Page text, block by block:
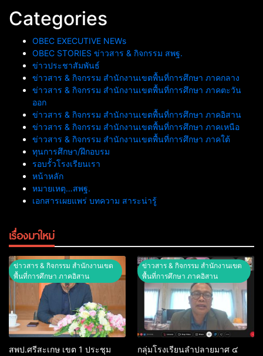
Categories
OBEC EXECUTIVE NEWs
OBEC STORIES ข่าวสาร & กิจกรรม สพฐ.
ข่าวประชาสัมพันธ์
ข่าวสาร & กิจกรรม สำนักงานเขตพื้นที่การศึกษา ภาคกลาง
ข่าวสาร & กิจกรรม สำนักงานเขตพื้นที่การศึกษา ภาคตะวัน
ออก
ข่าวสาร & กิจกรรม สำนักงานเขตพื้นที่การศึกษา ภาคอิสาน
ข่าวสาร & กิจกรรม สำนักงานเขตพื้นที่การศึกษา ภาคเหนือ
ข่าวสาร & กิจกรรม สำนักงานเขตพื้นที่การศึกษา ภาคใต้
ทุนการศึกษา/ฝึกอบรม
รอบรั้วโรงเรียนเรา
หน้าหลัก
หมายเหตุ…สพฐ.
เอกสารเผยแพร่ บทความ สาระน่ารู้
เรื่องมาใหม่
ข่าวสาร & กิจกรรม สำนักงานเขต
พื้นที่การศึกษา ภาคอิสาน
สพป.ศรีสะเกษ เขต 1 ประชุม
ข่าวสาร & กิจกรรม สำนักงานเขต
พื้นที่การศึกษา ภาคอิสาน
กลุ่มโรงเรียนลำปลายมาศ ๔